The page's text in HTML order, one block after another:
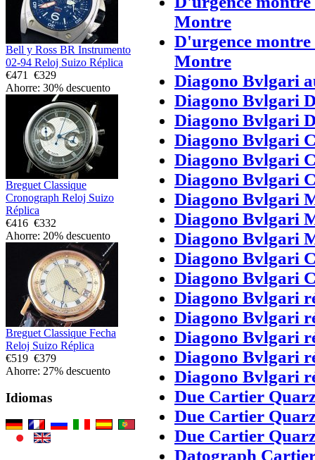
Bell y Ross BR Instrumento
02-94 Reloj Suizo Réplica
€471
€329
Ahorre: 30% descuento
Breguet Classique
Cronograph Reloj Suizo
Réplica
€416 €332
Ahorre: 20% descuento
Breguet Classique Fecha
Reloj Suizo Réplica
€519 €379
Ahorre: 27% descuento
Idiomas
Montre
D'urgence
Montre
Diagono Bvlgari
Diagono Bvlgari
Diagono Bvlgari
Diagono Bvlgari
Diagono Bvlgari
Diagono Bvlgari
Diagono Bvlgari
Diagono Bvlgari
Diagono Bvlgari
Diagono Bvlgari
Diagono Bvlgari
Diagono Bvlgari
Diagono Bvlgari
Diagono Bvlgari
Diagono Bvlgari
Diagono Bvlgari
Due Cartier
Due Cartier
Due Cartier
Datograph